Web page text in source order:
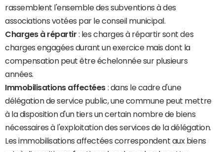
rassemblent l'ensemble des subventions à des
associations votées par le conseil municipal.
Charges à répartir : les charges à répartir sont des
charges engagées durant un exercice mais dont la
compensation peut être échelonnée sur plusieurs
années.
Immobilisations affectées : dans le cadre d'une
délégation de service public, une commune peut mettre
à la disposition d'un tiers un certain nombre de biens
nécessaires à l'exploitation des services de la délégation.
Les immobilisations affectées correspondent aux biens